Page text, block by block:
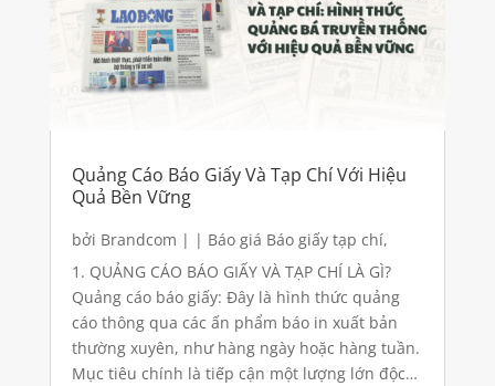
Quảng Cáo Báo Giấy Và Tạp Chí Với Hiệu
Quả Bền Vững
bởi Brandcom | | Báo giá Báo giấy tạp chí,
Quảng cáo ,Quảng cáo báo giấy
1. QUẢNG CÁO BÁO GIẤY VÀ TẠP CHÍ LÀ GÌ?
Quảng cáo báo giấy: Đây là hình thức quảng
cáo thông qua các ấn phẩm báo in xuất bản
thường xuyên, như hàng ngày hoặc hàng tuần.
Mục tiêu chính là tiếp cận một lượng lớn độc